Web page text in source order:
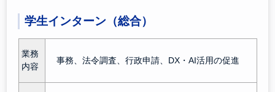
学生インターン（総合）
業務
内容
事務、法令調査、行政申請、DX・AI活用の促進